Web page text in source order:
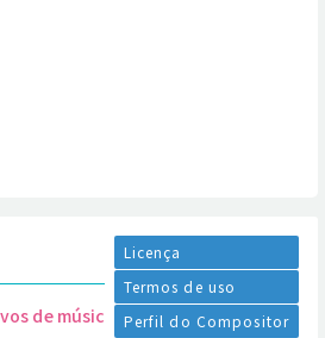
Licença
Termos de uso
Perfil do Compositor
de música.